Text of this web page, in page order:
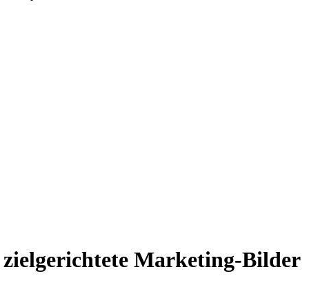
Marketing-Bilder